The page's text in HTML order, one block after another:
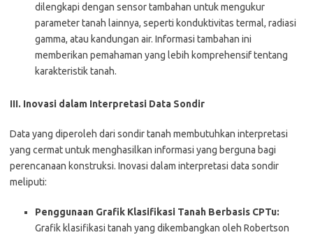
dilengkapi dengan sensor tambahan untuk mengukur
parameter tanah lainnya, seperti konduktivitas termal, radiasi
gamma, atau kandungan air. Informasi tambahan ini
memberikan pemahaman yang lebih komprehensif tentang
karakteristik tanah.
III. Inovasi dalam Interpretasi Data Sondir
Data yang diperoleh dari sondir tanah membutuhkan interpretasi
yang cermat untuk menghasilkan informasi yang berguna bagi
perencanaan konstruksi. Inovasi dalam interpretasi data sondir
meliputi:
Penggunaan Grafik Klasifikasi Tanah Berbasis CPTu:
Grafik klasifikasi tanah yang dikembangkan oleh Robertson